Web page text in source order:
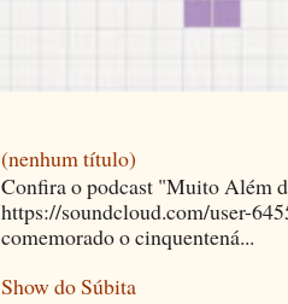
(nenhum título)
Confira o podcast "Muito Além
https://soundcloud.com/user-
comemorado o cinquentená...
Show do Súbita